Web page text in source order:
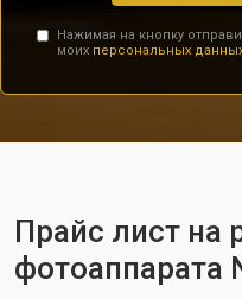
Нажимая на кнопку
моих персональных
Прайс лист на
фотоаппарата